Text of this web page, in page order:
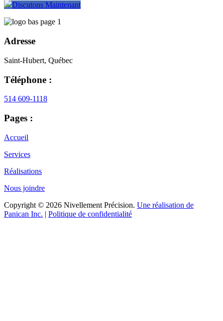
Discutons Maintenant
Adresse
Saint-Hubert, Québec
Téléphone :
514 609-1118
Pages :
Accueil
Services
Réalisations
Nous joindre
Copyright © 2026 Nivellement Précision. Une réalisation de
Panican Inc. | Politique de confidentialité